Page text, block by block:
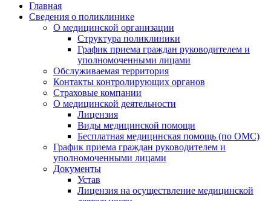
Главная
Сведения о поликлинике
О медицинской организации
Структура поликлиники
График приема граждан руководителем и
уполномоченными лицами
Обслуживаемая территория
Контакты контролирующих органов
Страховые компании
О медицинской деятельности
Лицензия
Виды медицинской помощи
Бесплатная медицинская помощь (по ОМС)
График приема граждан руководителем и
уполномоченными лицами
Документы
Устав
Лицензия на осуществление медицинской